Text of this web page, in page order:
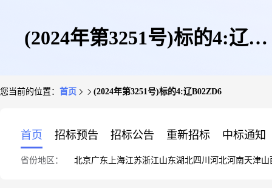
(2024年第3251号)标的4:辽
您当前的位置： 首页 (2024年第3251号)标的4:辽B02ZD6
首页 招标预告 招标公告 重新招标 中标通知
省份地区： 北京广东 上海江苏浙江山东湖北四川 河北河南天津山